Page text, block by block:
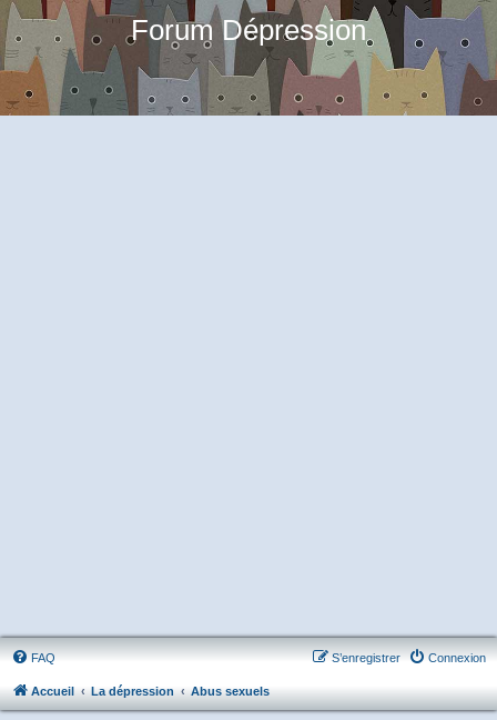
Forum Dépression
FAQ Connexion
S’enregistrer
Accueil La dépression Abus sexuels